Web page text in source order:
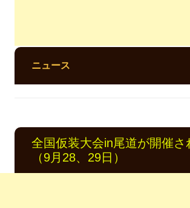
ニュース
全国仮装大会in尾道が開催さ
（9月28、29日）